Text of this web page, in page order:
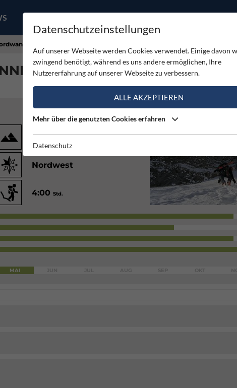
PRODUKTE
- Scheißhäuslrinne
- SCHEISSHÄUSLRINNE
2400
Nordwest
4:00Std.
MAI
Datenschutzeinstellungen
Auf unserer Webseite werden Cookies verwendet. Einige davon
zwingend benötigt, während es uns andere ermöglichen, Ihre
Nutzererfahrung auf unserer Webseite zu verbessern.
ALLE AKZEPTIEREN
Mehr über die genutzten Cookies erfahren
Datenschutz